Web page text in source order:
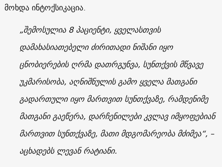
მოხდა ინტოქსიკაცია.
„შემოსულია 8 პაციენტი, ყველასთვის
დამახასიათებელი ძირითადი ნიშანი იყო
ცნობიერების ღრმა დათრგუნვა, სუნთქვის მწვავე
უკმარისობა, აღნიშნულის გამო ყველა მათგანი
გადართული იყო მართვით სუნთქვაზე, რამდენიმე
მათგანი გაეწერა, დარჩენილები კვლავ იმყოფებიან
მართვით სუნთქვაზე, მათი მდგომარეობა მძიმეა“, –
აცხადებს ლევან რატიანი.